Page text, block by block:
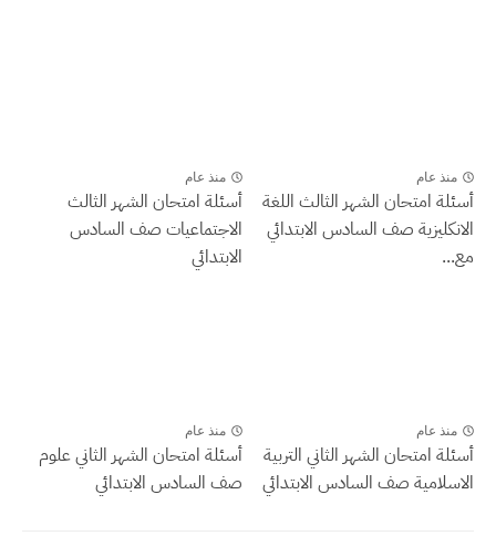
منذ عام
أسئلة امتحان الشهر الثالث اللغة
الانكليزية صف السادس الابتدائي
مع...
منذ عام
أسئلة امتحان الشهر الثالث
الاجتماعيات صف السادس
الابتدائي
منذ عام
أسئلة امتحان الشهر الثاني التربية
الاسلامية صف السادس الابتدائي
منذ عام
أسئلة امتحان الشهر الثاني علوم
صف السادس الابتدائي